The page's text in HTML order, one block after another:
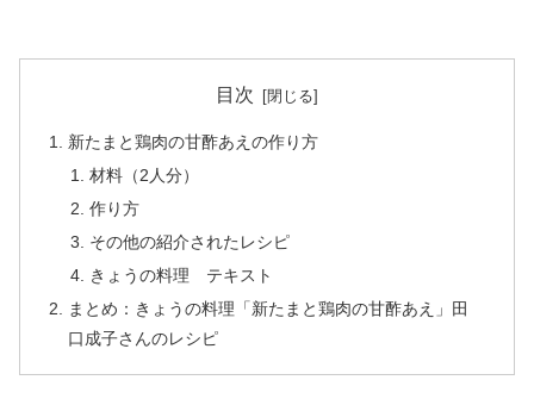
目次
新たまと鶏肉の甘酢あえの作り方
材料（2人分）
作り方
その他の紹介されたレシピ
きょうの料理 テキスト
まとめ：きょうの料理「新たまと鶏肉の甘酢あえ」田
口成子さんのレシピ